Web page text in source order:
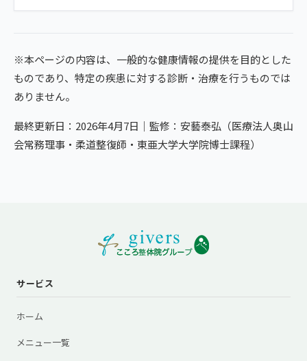
※本ページの内容は、一般的な健康情報の提供を目的とした
ものであり、特定の疾患に対する診断・治療を行うものでは
ありません。
最終更新日：2026年4月7日｜監修：安藝泰弘（医療法人奥山
会常務理事・柔道整復師・東亜大学大学院博士課程）
サービス
ホーム
メニュー一覧